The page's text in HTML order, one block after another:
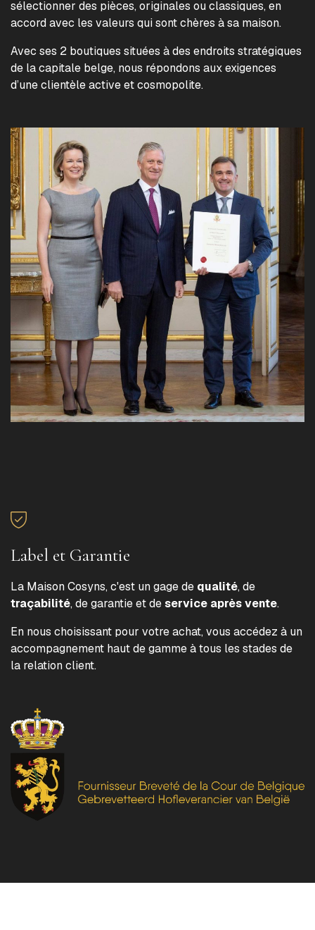
sélectionner des pièces, originales ou classiques, en
accord avec les valeurs qui sont chères à sa maison.
Avec ses 2 boutiques situées à des endroits stratégiques
de la capitale belge, nous répondons aux exigences
d’une clientèle active et cosmopolite.
Label et Garantie
La Maison Cosyns, c'est un gage de qualité, de
traçabilité, de garantie et deservice après vente.
En nous choisissant pour votre achat, vous accédez à un
accompagnement haut de gamme à tous les stades de
la relation client.